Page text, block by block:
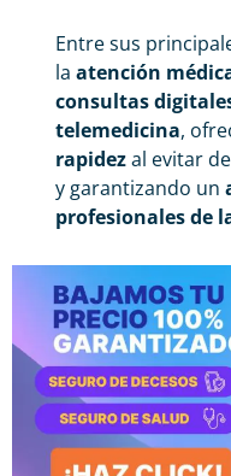
Entre sus
la atención
consultas
telemedicina,
rapidezal evitar
y garantizando un
profesionales de